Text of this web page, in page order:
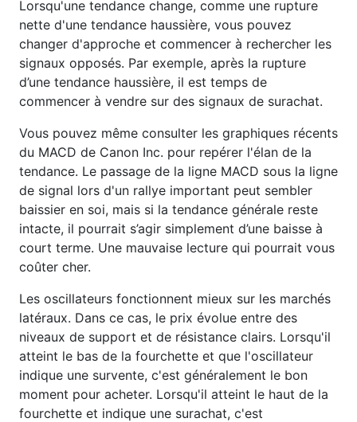
Lorsqu'une tendance change, comme une rupture
nette d'une tendance haussière, vous pouvez
changer d'approche et commencer à rechercher les
signaux opposés. Par exemple, après la rupture
d’une tendance haussière, il est temps de
commencer à vendre sur des signaux de surachat.
Vous pouvez même consulter les graphiques récents
du MACD de Canon Inc. pour repérer l'élan de la
tendance. Le passage de la ligne MACD sous la ligne
de signal lors d'un rallye important peut sembler
baissier en soi, mais si la tendance générale reste
intacte, il pourrait s’agir simplement d’une baisse à
court terme. Une mauvaise lecture qui pourrait vous
coûter cher.
Les oscillateurs fonctionnent mieux sur les marchés
latéraux. Dans ce cas, le prix évolue entre des
niveaux de support et de résistance clairs. Lorsqu'il
atteint le bas de la fourchette et que l'oscillateur
indique une survente, c'est généralement le bon
moment pour acheter. Lorsqu'il atteint le haut de la
fourchette et indique une surachat, c'est